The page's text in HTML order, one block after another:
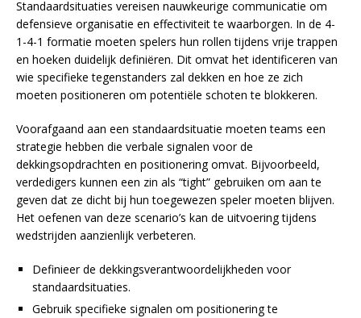
Standaardsituaties vereisen nauwkeurige communicatie om
defensieve organisatie en effectiviteit te waarborgen. In de 4-
1-4-1 formatie moeten spelers hun rollen tijdens vrije trappen
en hoeken duidelijk definiëren. Dit omvat het identificeren van
wie specifieke tegenstanders zal dekken en hoe ze zich
moeten positioneren om potentiële schoten te blokkeren.
Voorafgaand aan een standaardsituatie moeten teams een
strategie hebben die verbale signalen voor de
dekkingsopdrachten en positionering omvat. Bijvoorbeeld,
verdedigers kunnen een zin als “tight” gebruiken om aan te
geven dat ze dicht bij hun toegewezen speler moeten blijven.
Het oefenen van deze scenario’s kan de uitvoering tijdens
wedstrijden aanzienlijk verbeteren.
Definieer de dekkingsverantwoordelijkheden voor
standaardsituaties.
Gebruik specifieke signalen om positionering te